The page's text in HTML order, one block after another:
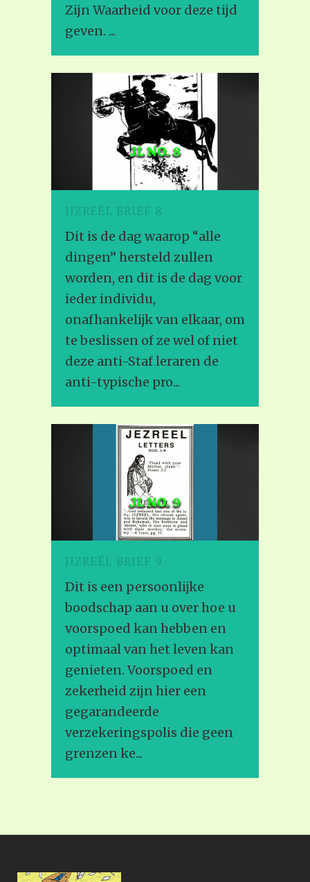
Zijn Waarheid voor deze tijd
geven. ...
JIZREËL BRIEF 8
Dit is de dag waarop “alle
dingen” hersteld zullen
worden, en dit is de dag voor
ieder individu,
onafhankelijk van elkaar, om
te beslissen of ze wel of niet
deze anti-Staf leraren de
anti-typische pro...
JIZREËL BRIEF 9
Dit is een persoonlijke
boodschap aan u over hoe u
voorspoed kan hebben en
optimaal van het leven kan
genieten. Voorspoed en
zekerheid zijn hier een
gegarandeerde
verzekeringspolis die geen
grenzen ke...